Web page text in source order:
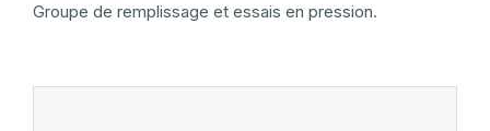
Groupe de remplissage et essais en pression.